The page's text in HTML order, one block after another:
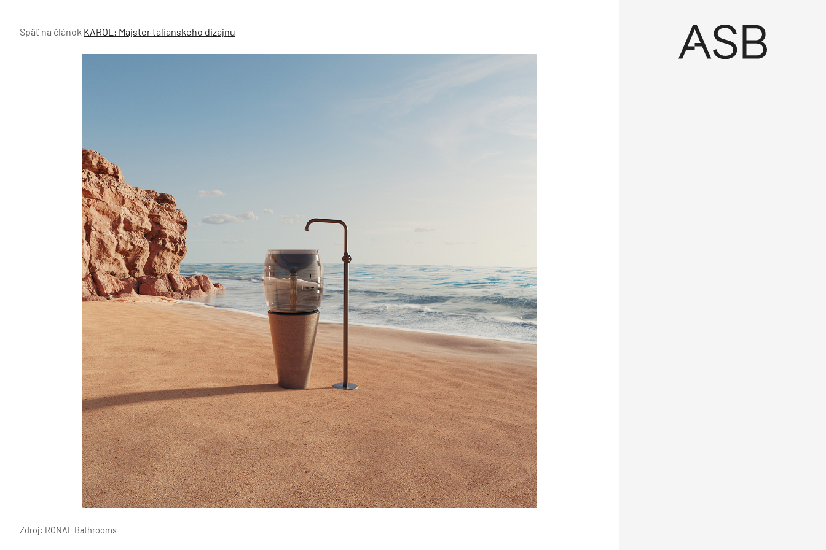
Späť na článok KAROL: Majster talianskeho dizajnu
Zdroj: RONAL Bathrooms